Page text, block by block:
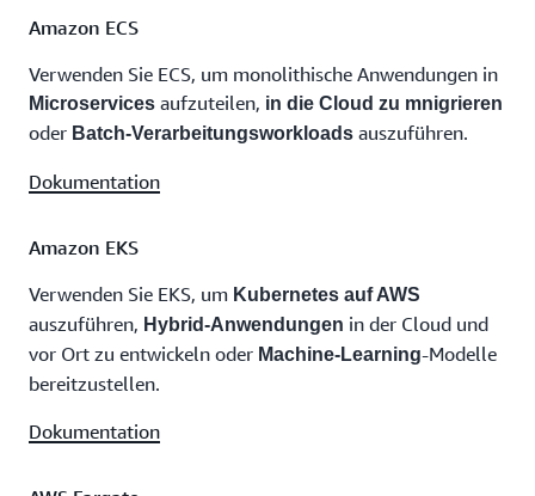
Amazon ECS
Verwenden Sie ECS, um monolithische Anwendungen in
Microservices aufzuteilen, in die Cloud zu mnigrieren
oder Batch-Verarbeitungsworkloads auszuführen.
Dokumentation
Amazon EKS
Verwenden Sie EKS, um Kubernetes auf AWS
auszuführen, Hybrid-Anwendungen in der Cloud und
vor Ort zu entwickeln oder Machine-Learning-Modelle
bereitzustellen.
Dokumentation